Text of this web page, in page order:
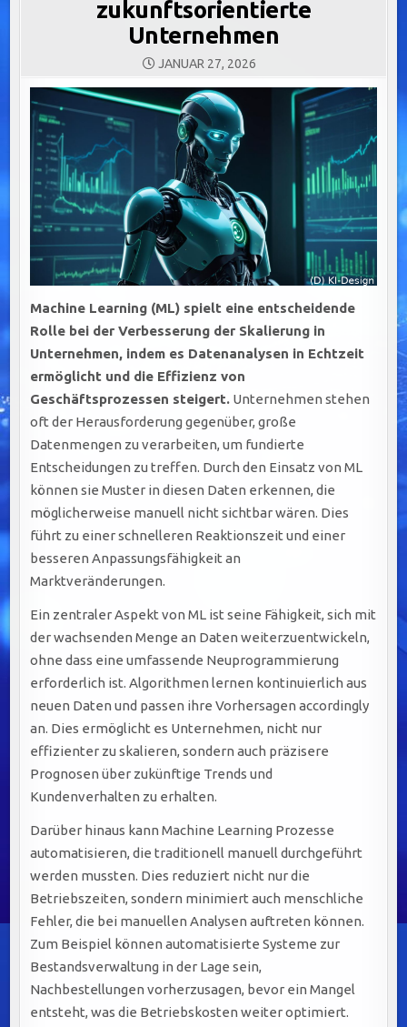
zukunftsorientierte
Unternehmen
JANUAR 27, 2026
Machine Learning (ML) spielt eine entscheidende
Rolle bei der Verbesserung der Skalierung in
Unternehmen, indem es Datenanalysen in Echtzeit
ermöglicht und die Effizienz von
Geschäftsprozessen steigert. Unternehmen stehen
oft der Herausforderung gegenüber, große
Datenmengen zu verarbeiten, um fundierte
Entscheidungen zu treffen. Durch den Einsatz von ML
können sie Muster in diesen Daten erkennen, die
möglicherweise manuell nicht sichtbar wären. Dies
führt zu einer schnelleren Reaktionszeit und einer
besseren Anpassungsfähigkeit an
Marktveränderungen.
Ein zentraler Aspekt von ML ist seine Fähigkeit, sich mit
der wachsenden Menge an Daten weiterzuentwickeln,
ohne dass eine umfassende Neuprogrammierung
erforderlich ist. Algorithmen lernen kontinuierlich aus
neuen Daten und passen ihre Vorhersagen accordingly
an. Dies ermöglicht es Unternehmen, nicht nur
effizienter zu skalieren, sondern auch präzisere
Prognosen über zukünftige Trends und
Kundenverhalten zu erhalten.
Darüber hinaus kann Machine Learning Prozesse
automatisieren, die traditionell manuell durchgeführt
werden mussten. Dies reduziert nicht nur die
Betriebszeiten, sondern minimiert auch menschliche
Fehler, die bei manuellen Analysen auftreten können.
Zum Beispiel können automatisierte Systeme zur
Bestandsverwaltung in der Lage sein,
Nachbestellungen vorherzusagen, bevor ein Mangel
entsteht, was die Betriebskosten weiter optimiert.